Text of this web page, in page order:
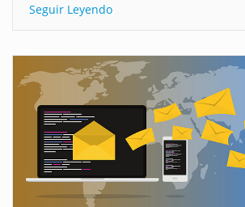
Seguir Leyendo